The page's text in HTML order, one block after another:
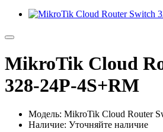
MikroTik Cloud
328-24P-4S+RM
Модель: MikroTik Cloud Router
Наличие: Уточняйте наличие